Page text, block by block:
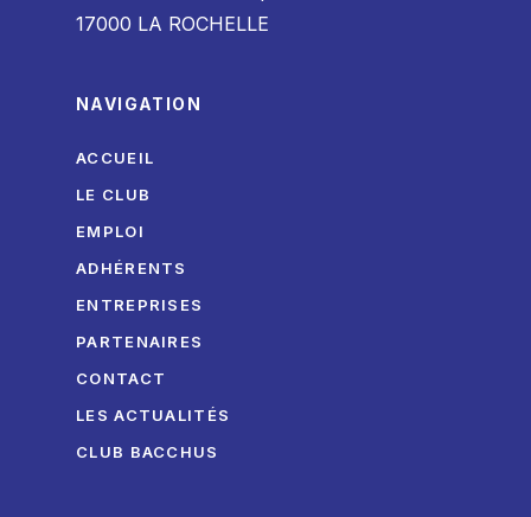
17000 LA ROCHELLE
NAVIGATION
ACCUEIL
LE CLUB
EMPLOI
ADHÉRENTS
ENTREPRISES
PARTENAIRES
CONTACT
LES ACTUALITÉS
CLUB BACCHUS